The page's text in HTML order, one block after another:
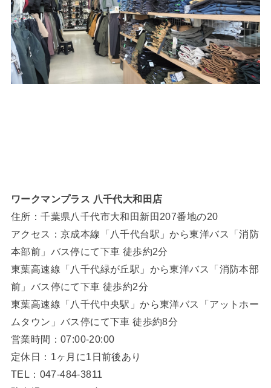
ワークマンプラス 八千代大和田店
住所：千葉県八千代市大和田新田207番地の20
アクセス：京成本線「八千代台駅」から東洋バス「消防
本部前」バス停にて下車 徒歩約2分
東葉高速線「八千代緑が丘駅」から東洋バス「消防本部
前」バス停にて下車 徒歩約2分
東葉高速線「八千代中央駅」から東洋バス「アットホー
ムタウン」バス停にて下車 徒歩約8分
営業時間：07:00-20:00
定休日：1ヶ月に1日前後あり
TEL：047-484-3811